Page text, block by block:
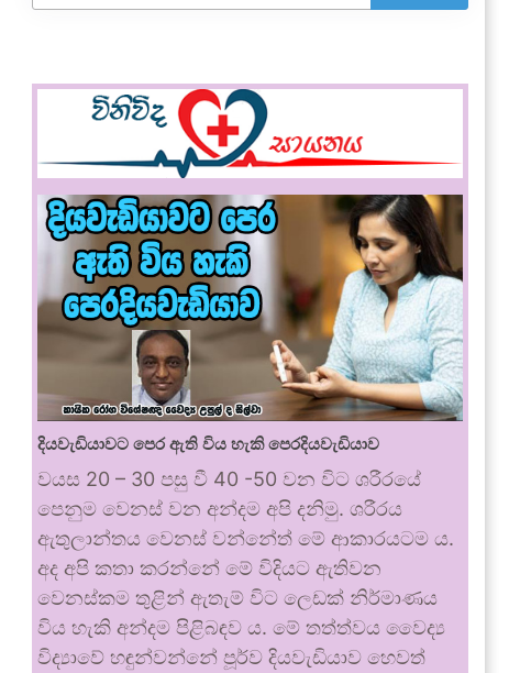
දියවැඩියාවට පෙර ඇති විය හැකි පෙරදියවැඩියාව
වයස 20 – 30 පසු වී 40 -50 වන විට ශරීරයේ
පෙනුම වෙනස් වන අන්දම අපි දනිමු. ශරීරය
ඇතුලාන්තය වෙනස් වන්නේත් මේ ආකාරයටම ය.
අද අපි කතා කරන්නේ මේ විදියට ඇතිවන
වෙනස්කම තුළින් ඇතැම් විට ලෙඩක් නිර්මාණය
විය හැකි අන්දම පිළිබඳව ය. මේ තත්ත්වය වෛද්‍ය
විද්‍යාවේ හඳුන්වන්නේ පූර්ව දියවැඩියාව හෙවත්